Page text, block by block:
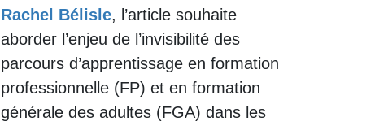
Rachel Bélisle, l’article souhaite
aborder l’enjeu de l’invisibilité des
parcours d’apprentissage en formation
professionnelle (FP) et en formation
générale des adultes (FGA) dans les